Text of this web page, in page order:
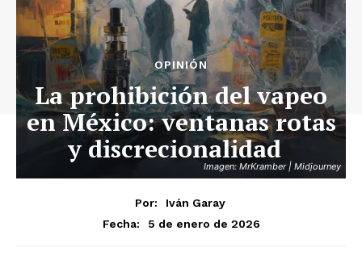
Imagen: MrKramber | Midjourney
OPINIÓN
La prohibición del vapeo
en México: ventanas rotas
y discrecionalidad
Por:
Iván Garay
Fecha:
5 de enero de 2026